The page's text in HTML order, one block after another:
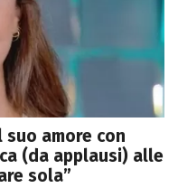
amore con
(da applausi) alle
sola”